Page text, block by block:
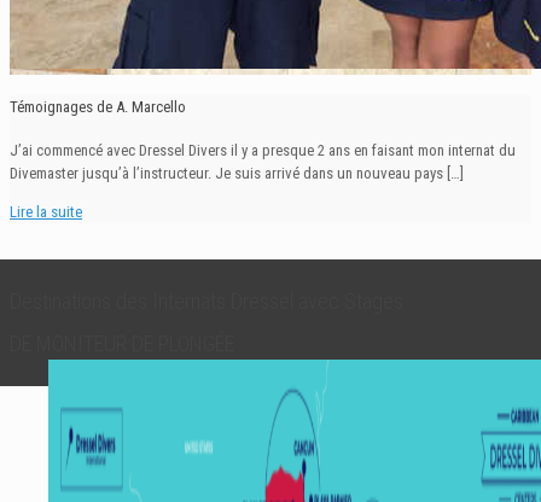
Témoignages de A. Marcello
J’ai commencé avec Dressel Divers il y a presque 2 ans en faisant mon internat du
Divemaster jusqu’à l’instructeur. Je suis arrivé dans un nouveau pays […]
Lire la suite